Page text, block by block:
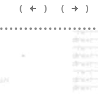
( ) ( )